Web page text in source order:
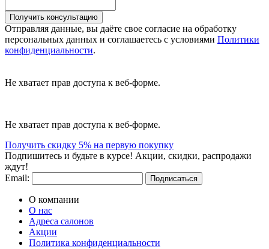
Получить консультацию
Отправляя данные, вы даёте свое согласие на обработку
персональных данных и соглашаетесь с условиями Политики
конфиденциальности.
Не хватает прав доступа к веб-форме.
Не хватает прав доступа к веб-форме.
Получить скидку 5% на первую покупку
Подпишитесь и будьте в курсе! Акции, скидки, распродажи
ждут!
Email:
Подписаться
О компании
О нас
Адреса салонов
Акции
Политика конфиденциальности